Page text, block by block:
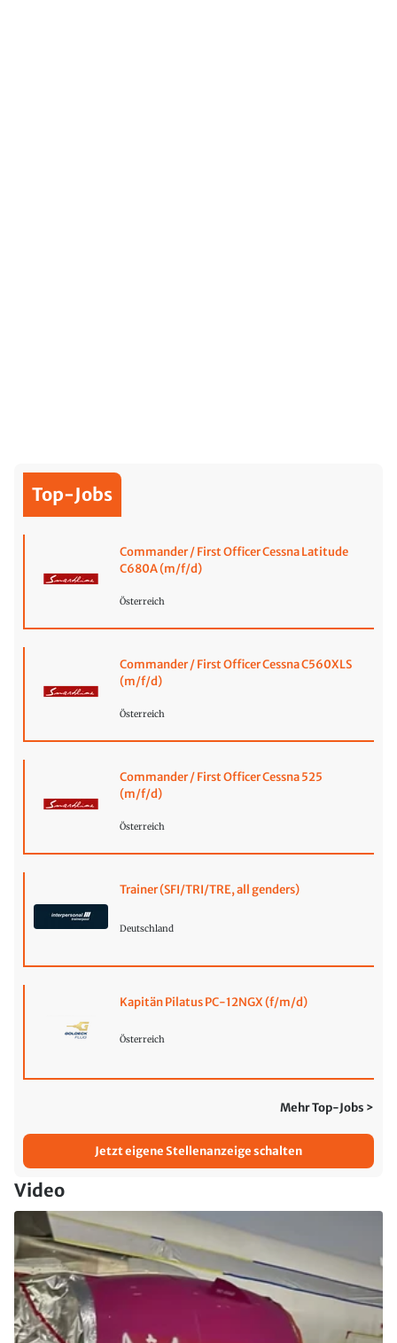
Top-Jobs
Commander / First Officer Cessna Latitude
C680A (m/f/d)
Österreich
Commander / First Officer Cessna C560XLS
(m/f/d)
Österreich
Commander / First Officer Cessna 525
(m/f/d)
Österreich
Trainer (SFI/TRI/TRE, all genders)
Deutschland
Kapitän Pilatus PC-12NGX (f/m/d)
Österreich
Mehr Top-Jobs >
Jetzt eigene Stellenanzeige schalten
Video